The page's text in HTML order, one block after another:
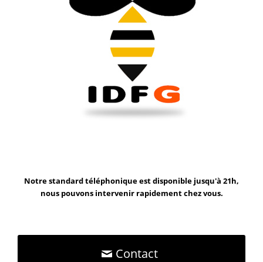
Notre standard téléphonique est disponible jusqu'à 21h,
nous pouvons intervenir rapidement chez vous.
Contact